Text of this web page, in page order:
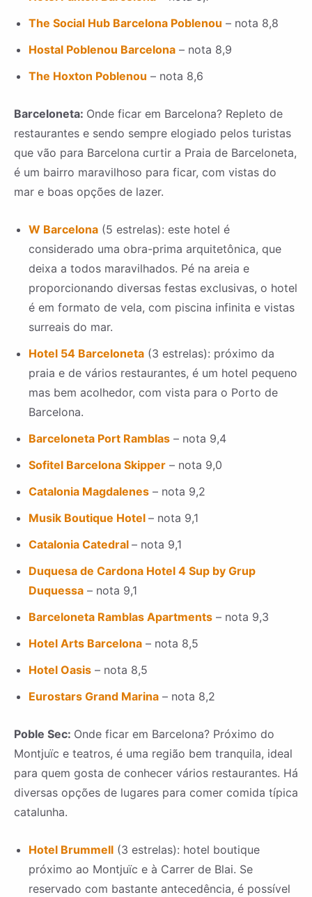
The Social Hub Barcelona Poblenou – nota 8,8
Hostal Poblenou Barcelona – nota 8,9
The Hoxton Poblenou – nota 8,6
Barceloneta: Onde ficar em Barcelona? Repleto de
restaurantes e sendo sempre elogiado pelos turistas
que vão para Barcelona curtir a Praia de Barceloneta,
é um bairro maravilhoso para ficar, com vistas do
mar e boas opções de lazer.
W Barcelona (5 estrelas): este hotel é
considerado uma obra-prima arquitetônica, que
deixa a todos maravilhados. Pé na areia e
proporcionando diversas festas exclusivas, o hotel
é em formato de vela, com piscina infinita e vistas
surreais do mar.
Hotel 54 Barceloneta (3 estrelas): próximo da
praia e de vários restaurantes, é um hotel pequeno
mas bem acolhedor, com vista para o Porto de
Barcelona.
Barceloneta Port Ramblas – nota 9,4
Sofitel Barcelona Skipper – nota 9,0
Catalonia Magdalenes – nota 9,2
Musik Boutique Hotel – nota 9,1
Catalonia Catedral – nota 9,1
Duquesa de Cardona Hotel 4 Sup by Grup
Duquessa – nota 9,1
Barceloneta Ramblas Apartments – nota 9,3
Hotel Arts Barcelona – nota 8,5
Hotel Oasis – nota 8,5
Eurostars Grand Marina – nota 8,2
Poble Sec: Onde ficar em Barcelona? Próximo do
Montjuïc e teatros, é uma região bem tranquila, ideal
para quem gosta de conhecer vários restaurantes. Há
diversas opções de lugares para comer comida típica
catalunha.
Hotel Brummell (3 estrelas): hotel boutique
próximo ao Montjuïc e à Carrer de Blai. Se
reservado com bastante antecedência, é possível